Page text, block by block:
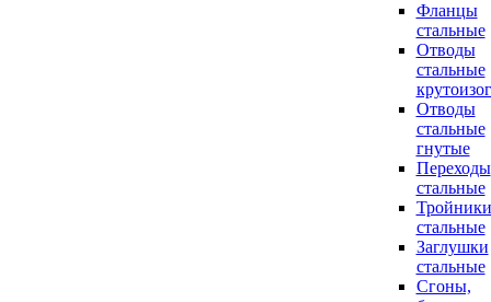
Фланцы
стальные
Отводы
стальные
Отводы
стальные
гнутые
Переходы
стальные
Тройники
стальные
Заглушки
стальные
Сгоны,